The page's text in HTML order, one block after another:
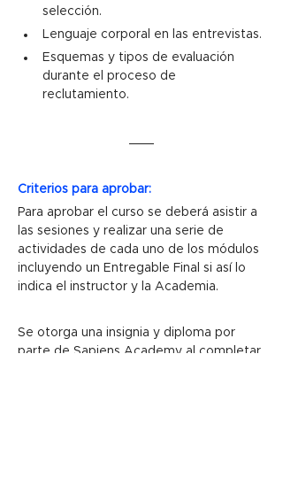
selección.
Lenguaje corporal en las entrevistas.
Esquemas y tipos de evaluación
durante el proceso de
reclutamiento.
Criterios para aprobar:
Para aprobar el curso se deberá asistir a
las sesiones y realizar una serie de
actividades de cada uno de los módulos
incluyendo un Entregable Final si así lo
indica el instructor y la Academia.
Se otorga una insignia y diploma por
parte de Sapiens Academy al completar